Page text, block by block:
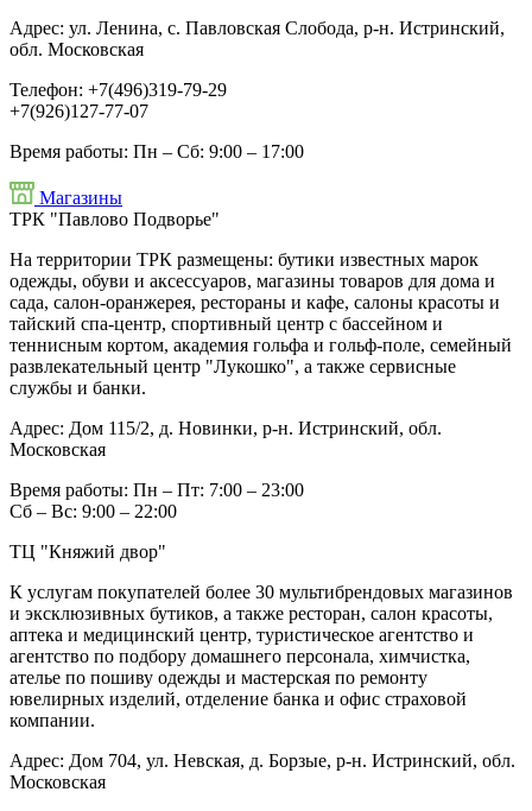
Адрес: ул. Ленина, с. Павловская Слобода, р-н. Истринский,
обл. Московская
Телефон: +7(496)319-79-29
+7(926)127-77-07
Время работы: Пн – Сб: 9:00 – 17:00
Магазины
ТРК "Павлово Подворье"
На территории ТРК размещены: бутики известных марок
одежды, обуви и аксессуаров, магазины товаров для дома и
сада, салон-оранжерея, рестораны и кафе, салоны красоты и
тайский спа-центр, спортивный центр с бассейном и
теннисным кортом, академия гольфа и гольф-поле, семейный
развлекательный центр "Лукошко", а также сервисные
службы и банки.
Адрес: Дом 115/2, д. Новинки, р-н. Истринский, обл.
Московская
Время работы: Пн – Пт: 7:00 – 23:00
Сб – Вс: 9:00 – 22:00
ТЦ "Княжий двор"
К услугам покупателей более 30 мультибрендовых магазинов
и эксклюзивных бутиков, а также ресторан, салон красоты,
аптека и медицинский центр, туристическое агентство и
агентство по подбору домашнего персонала, химчистка,
ателье по пошиву одежды и мастерская по ремонту
ювелирных изделий, отделение банка и офис страховой
компании.
Адрес: Дом 704, ул. Невская, д. Борзые, р-н. Истринский, обл.
Московская